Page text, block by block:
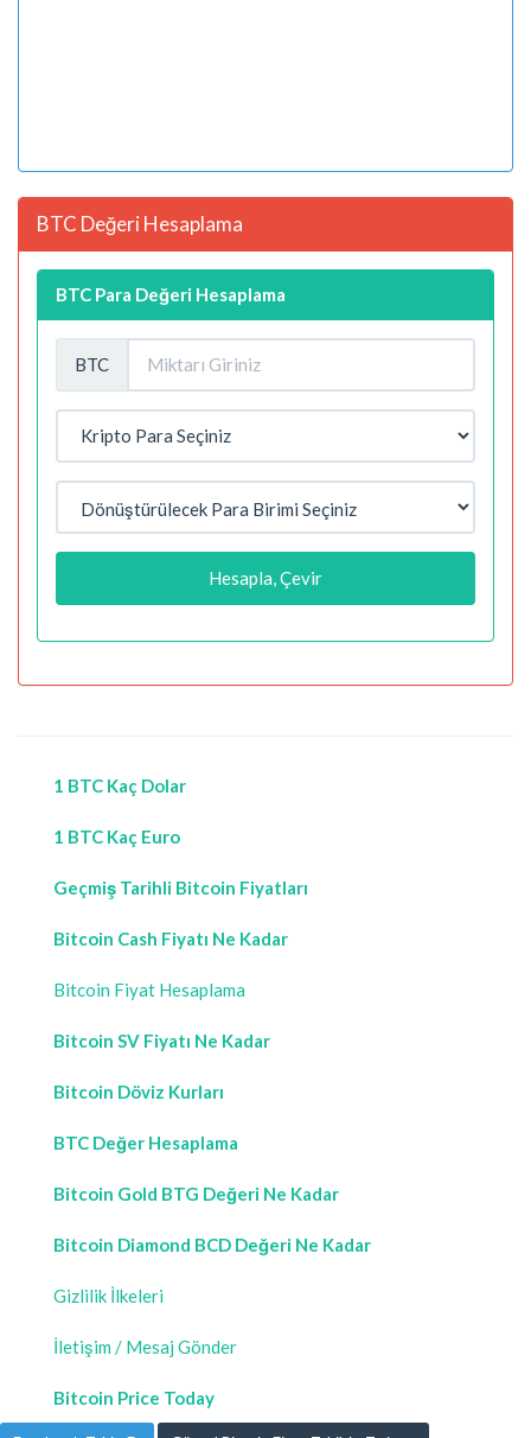
BTC Değeri Hesaplama
BTC Para Değeri Hesaplama
BTC
Hesapla, Çevir
1 BTC Kaç Dolar
1 BTC Kaç Euro
Geçmiş Tarihli Bitcoin Fiyatları
Bitcoin Cash Fiyatı Ne Kadar
Bitcoin Fiyat Hesaplama
Bitcoin SV Fiyatı Ne Kadar
Bitcoin Döviz Kurları
BTC Değer Hesaplama
Bitcoin Gold BTG Değeri Ne Kadar
Bitcoin Diamond BCD Değeri Ne Kadar
Gizlilik İlkeleri
İletişim / Mesaj Gönder
Bitcoin Price Today